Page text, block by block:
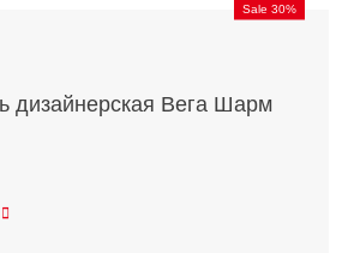
Sale 30%
дизайнерская Вега Шарм